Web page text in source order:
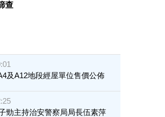
查
及A12地段經屋單位售價公佈
勁主持治安警察局局長伍素萍